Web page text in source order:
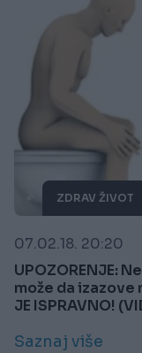
ZDRAV ŽIVOT
07.02.18. 20:20
UPOZORENJE:
može da izazove
JE ISPRAVNO!
Saznaj više